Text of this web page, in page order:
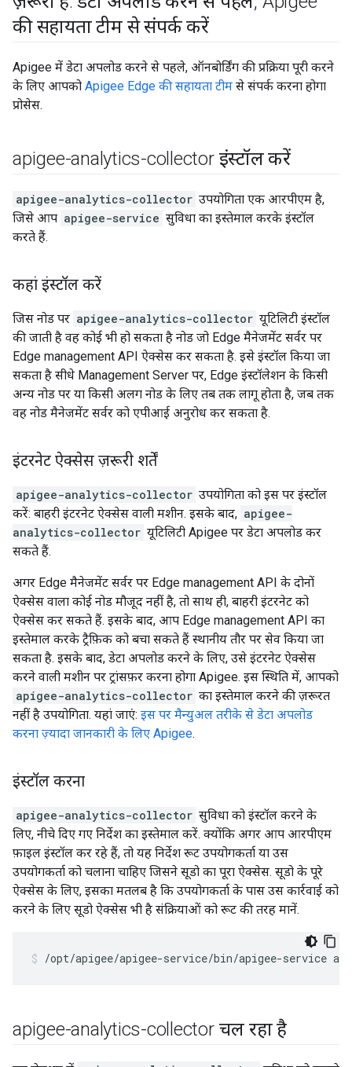
की सहायता टीम से संपर्क करें
Apigee में डेटा अपलोड करने से पहले, ऑनबोर्डिंग की प्रक्रिया पूरी करने
के लिए आपको Apigee Edge की सहायता टीम से संपर्क करना होगा
प्रोसेस.
apigee-analytics-collector इंस्टॉल करें
apigee-analytics-collector उपयोगिता एक आरपीएम है,
जिसे आप apigee-service सुविधा का इस्तेमाल करके इंस्टॉल
करते हैं.
कहां इंस्टॉल करें
जिस नोड पर apigee-analytics-collector यूटिलिटी इंस्टॉल
की जाती है वह कोई भी हो सकता है नोड जो Edge मैनेजमेंट सर्वर पर
Edge management API ऐक्सेस कर सकता है. इसे इंस्टॉल किया जा
सकता है सीधे Management Server पर, Edge इंस्टॉलेशन के किसी
अन्य नोड पर या किसी अलग नोड के लिए तब तक लागू होता है, जब तक
वह नोड मैनेजमेंट सर्वर को एपीआई अनुरोध कर सकता है.
इंटरनेट ऐक्सेस ज़रूरी शर्तें
apigee-analytics-collector उपयोगिता को इस पर इंस्टॉल
करें: बाहरी इंटरनेट ऐक्सेस वाली मशीन. इसके बाद, apigee-
analytics-collector यूटिलिटी Apigee पर डेटा अपलोड कर
सकते हैं.
अगर Edge मैनेजमेंट सर्वर पर Edge management API के दोनों
ऐक्सेस वाला कोई नोड मौजूद नहीं है, तो साथ ही, बाहरी इंटरनेट को
ऐक्सेस कर सकते हैं. इसके बाद, आप Edge management API का
इस्तेमाल करके ट्रैफ़िक को बचा सकते हैं स्थानीय तौर पर सेव किया जा
सकता है. इसके बाद, डेटा अपलोड करने के लिए, उसे इंटरनेट ऐक्सेस
करने वाली मशीन पर ट्रांसफ़र करना होगा Apigee. इस स्थिति में, आपको
apigee-analytics-collector का इस्तेमाल करने की ज़रूरत
नहीं है उपयोगिता. यहां जाएं: इस पर मैन्युअल तरीके से डेटा अपलोड
करना ज़्यादा जानकारी के लिए Apigee.
इंस्टॉल करना
apigee-analytics-collector सुविधा को इंस्टॉल करने के
लिए, नीचे दिए गए निर्देश का इस्तेमाल करें. क्योंकि अगर आप आरपीएम
फ़ाइल इंस्टॉल कर रहे हैं, तो यह निर्देश रूट उपयोगकर्ता या उस
उपयोगकर्ता को चलाना चाहिए जिसने सूडो का पूरा ऐक्सेस. सूडो के पूरे
ऐक्सेस के लिए, इसका मतलब है कि उपयोगकर्ता के पास उस कार्रवाई को
करने के लिए सूडो ऐक्सेस भी है संक्रियाओं को रूट की तरह मानें.
/opt/apigee/apigee-service/bin/apigee-service
apigee-analytics-collector चल रहा है